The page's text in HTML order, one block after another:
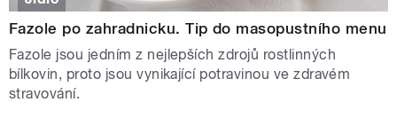
Fazole po zahradnicku. Tip do masopustního menu
Fazole jsou jedním z nejlepších zdrojů rostlinných
bílkovin, proto jsou vynikající potravinou ve zdravém
stravování.